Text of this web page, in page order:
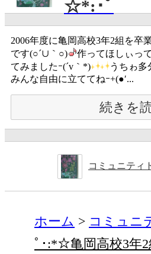
☆*:･ﾟ
2006年度に亀岡高校3年2組を卒
です(○´∪｀○)
作ってほしぃっ
てみましたｰ(´v｀*)
うちゎ
みんな自由に立ててねｰ+(●′...
続きを
コミュニティ
ホーム コミュニ
ﾟ･:*☆亀岡高校3年